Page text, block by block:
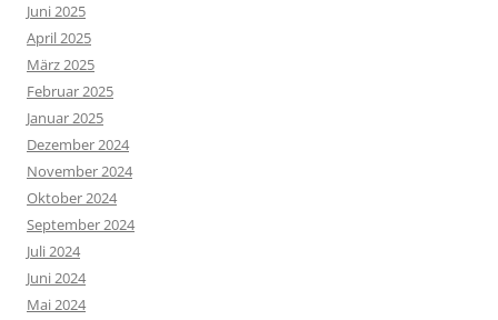
Juni 2025
April 2025
März 2025
Februar 2025
Januar 2025
Dezember 2024
November 2024
Oktober 2024
September 2024
Juli 2024
Juni 2024
Mai 2024